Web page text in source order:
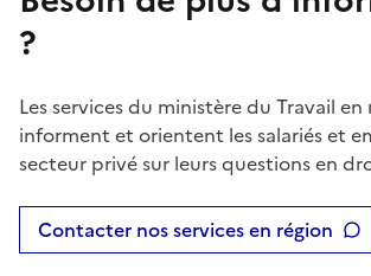
?
Les services du ministère du Travail en
informent et orientent les salariés et
secteur privé sur leurs questions en
Contacter nos services en région